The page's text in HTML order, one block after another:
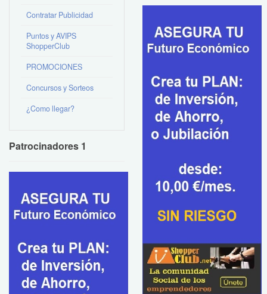
Contratar Publicidad
Puntos y AVIPS
ShopperClub
PROMOCIONES
Concursos y Sorteos
¿Como llegar?
Patrocinadores 1